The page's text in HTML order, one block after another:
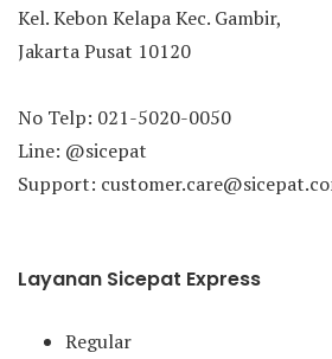
Kel. Kebon Kelapa Kec. Gambir,
Jakarta Pusat 10120
No Telp: 021-5020-0050
Line: @sicepat
Support:
Layanan Sicepat Express
Regular